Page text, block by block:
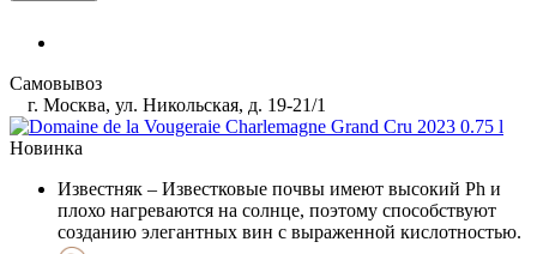
Самовывоз
г. Москва, ул. Никольская, д. 19-21/1
Новинка
Известняк – Известковые почвы имеют высокий Ph и
плохо нагреваются на солнце, поэтому способствуют
созданию элегантных вин с выраженной кислотностью.